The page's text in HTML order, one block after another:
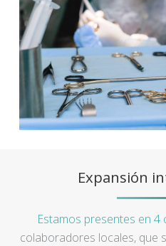
Expansión
Estamos presentes en 4
colaboradores locales, que